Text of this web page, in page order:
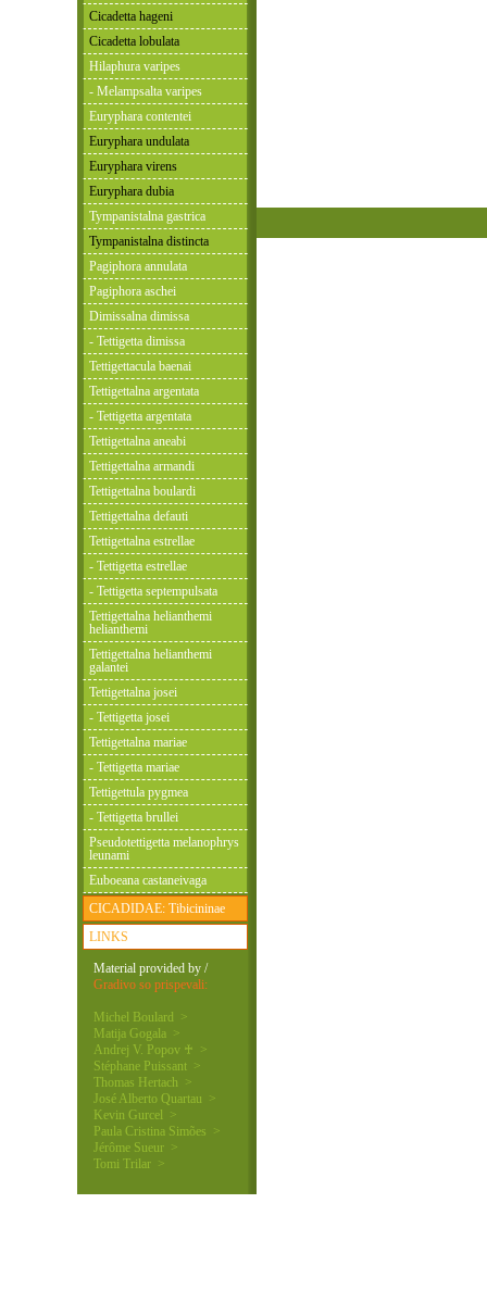
Cicadetta hageni
Cicadetta lobulata
Hilaphura varipes
- Melampsalta varipes
Euryphara contentei
Euryphara undulata
Euryphara virens
Euryphara dubia
Tympanistalna gastrica
Tympanistalna distincta
Pagiphora annulata
Pagiphora aschei
Dimissalna dimissa
- Tettigetta dimissa
Tettigettacula baenai
Tettigettalna argentata
- Tettigetta argentata
Tettigettalna aneabi
Tettigettalna armandi
Tettigettalna boulardi
Tettigettalna defauti
Tettigettalna estrellae
- Tettigetta estrellae
- Tettigetta septempulsata
Tettigettalna helianthemi
helianthemi
Tettigettalna helianthemi
galantei
Tettigettalna josei
- Tettigetta josei
Tettigettalna mariae
- Tettigetta mariae
Tettigettula pygmea
- Tettigetta brullei
Pseudotettigetta melanophrys
leunami
Euboeana castaneivaga
CICADIDAE: Tibicininae
LINKS
Material provided by /
Gradivo so prispevali:
Michel Boulard >
Matija Gogala >
Andrej V. Popov ♰ >
Stéphane Puissant >
Thomas Hertach >
José Alberto Quartau >
Kevin Gurcel >
Paula Cristina Simões >
Jérôme Sueur >
Tomi Trilar >